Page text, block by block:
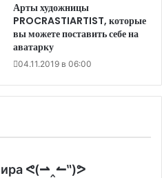
Арты художницы
PROCRASTIARTIST, которые
вы можете поставить себе на
аватарку
04.11.2019 в 06:00
ᕙ(⇀‸↼‶)ᕗ